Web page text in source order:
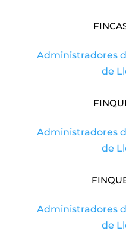
Administradores
de
Administradores
de
Administradores
de